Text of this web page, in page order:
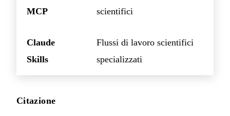
MCP
scientifici
Claude
Skills
Flussi di lavoro scientifici
specializzati
Citazione